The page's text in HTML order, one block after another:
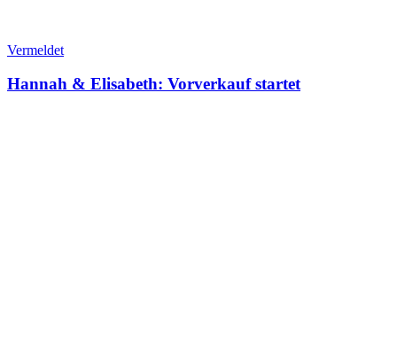
Vermeldet
Hannah & Elisabeth: Vorverkauf startet